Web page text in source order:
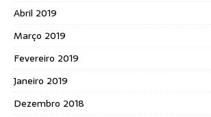
Abril 2019
Março 2019
Fevereiro 2019
Janeiro 2019
Dezembro 2018